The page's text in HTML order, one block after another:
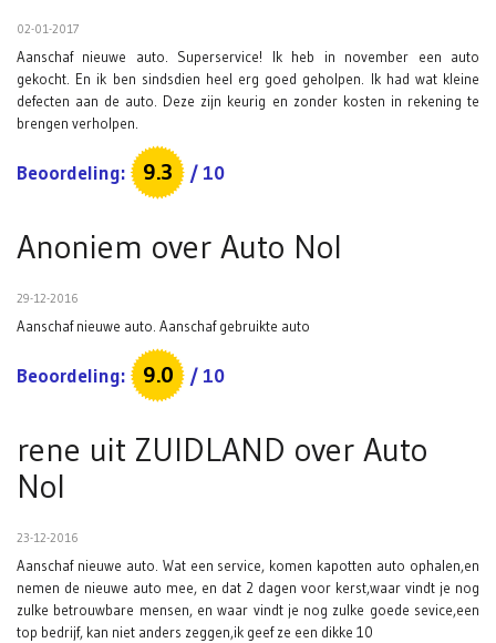
02-01-2017
Aanschaf nieuwe auto. Superservice! Ik heb in november een auto
gekocht. En ik ben sindsdien heel erg goed geholpen. Ik had wat kleine
defecten aan de auto. Deze zijn keurig en zonder kosten in rekening te
brengen verholpen.
Beoordeling: 9.3 / 10
Anoniem over Auto Nol
29-12-2016
Aanschaf nieuwe auto. Aanschaf gebruikte auto
Beoordeling: 9.0 / 10
rene uit ZUIDLAND over Auto
Nol
23-12-2016
Aanschaf nieuwe auto. Wat een service, komen kapotten auto ophalen,en
nemen de nieuwe auto mee, en dat 2 dagen voor kerst,waar vindt je nog
zulke betrouwbare mensen, en waar vindt je nog zulke goede sevice,een
top bedrijf, kan niet anders zeggen,ik geef ze een dikke 10